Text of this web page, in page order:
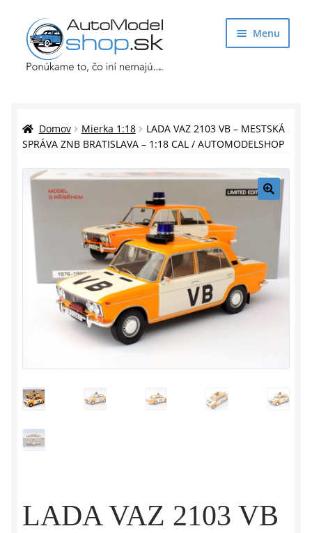
Preskočiť
na
navigáciu
Preskočiť
na
obsah
Menu
Auto Modely
Rozbaliť
Doplnky pre modelárov
menu
Darčekové predmety
Rozbaliť
menu
Domov Mierka 1:18
LADA VAZ 2103 VB – MESTSKÁ
SPRÁVA ZNB BRATISLAVA – 1:18 CAL / AUTOMODELSHOP
LADA VAZ 2103 VB